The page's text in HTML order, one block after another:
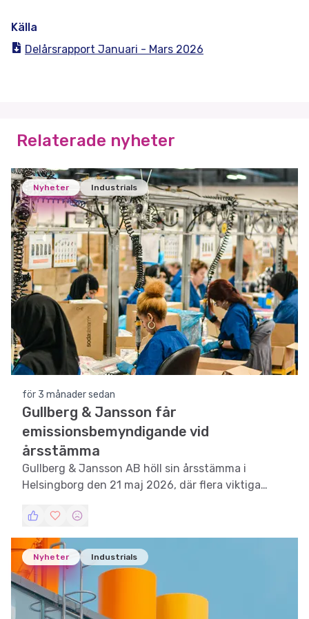
Källa
Delårsrapport Januari - Mars 2026
Relaterade nyheter
Nyheter Industrials
för 3 månader sedan
Gullberg & Jansson får
emissionsbemyndigande vid
årsstämma
Gullberg & Jansson AB höll sin årsstämma i
Helsingborg den 21 maj 2026, där flera viktiga
Nyheter Industrials